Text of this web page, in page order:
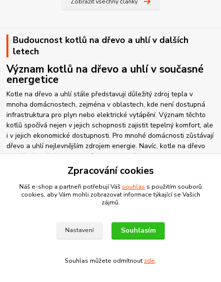
Budoucnost kotlů na dřevo a uhlí v dalších
letech
Význam kotlů na dřevo a uhlí v současné
energetice
Kotle na dřevo a uhlí stále představují důležitý zdroj tepla v
mnoha domácnostech, zejména v oblastech, kde není dostupná
infrastruktura pro plyn nebo elektrické vytápění. Význam těchto
kotlů spočívá nejen v jejich schopnosti zajistit tepelný komfort, ale
i v jejich ekonomické dostupnosti. Pro mnohé domácnosti zůstávají
dřevo a uhlí nejlevnějším zdrojem energie. Navíc, kotle na dřevo
umožňují využití obnovitelného paliva, což je v kontextu
klimatických změn stále důležitější.
Domácnosti však čelí změnám v legislativě, která postupně
zpřísňuje emisní limity pro provoz těchto zařízení. Od roku 2024
bude možné používat pouze kotle splňující 3. a vyšší emisní třídu
jako Czechtherm, kteří své produkty přizpůsobují těmto
Směr fosilního paliva a jeho vliv na trh s
Omezování uhlí jako zdroje energie
Zpracování cookies
Náš e-shop a partneři potřebují Váš souhlas s použitím souborů
cookies, aby Vám mohli zobrazovat informace týkající se Vašich
zájmů.
Nastavení Souhlasím
Souhlas můžete odmítnout zde.